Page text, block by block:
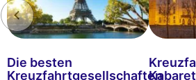
Die besten
Kreuzfahrtgesellschaften